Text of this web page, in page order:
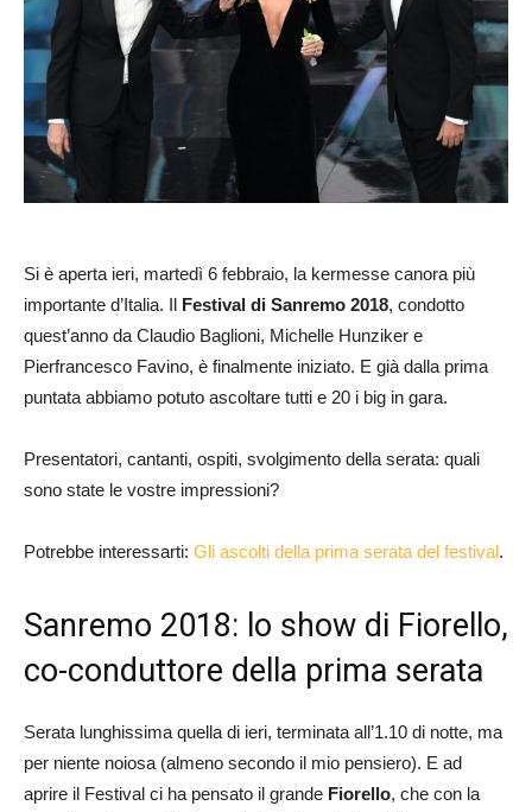
Si è aperta ieri, martedì 6 febbraio, la kermesse canora più
importante d’Italia. Il Festival di Sanremo 2018, condotto
quest’anno da Claudio Baglioni, Michelle Hunziker e
Pierfrancesco Favino, è finalmente iniziato. E già dalla prima
puntata abbiamo potuto ascoltare tutti e 20 i big in gara.
Presentatori, cantanti, ospiti, svolgimento della serata: quali
sono state le vostre impressioni?
Potrebbe interessarti: Gli ascolti della prima serata del festival.
Sanremo 2018: lo show di Fiorello,
co-conduttore della prima serata
Serata lunghissima quella di ieri, terminata all’1.10 di notte, ma
per niente noiosa (almeno secondo il mio pensiero). E ad
aprire il Festival ci ha pensato il grande Fiorello, che con la